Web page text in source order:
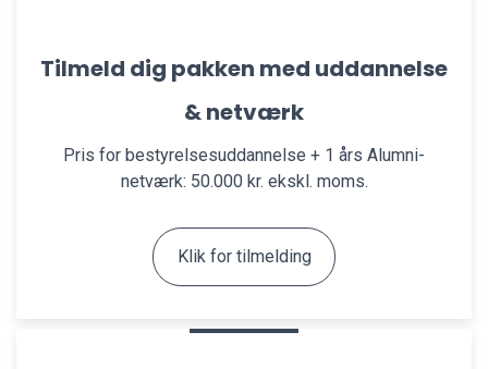
Tilmeld dig pakken med uddannelse
& netværk
Pris for bestyrelsesuddannelse + 1 års Alumni-
netværk: 50.000 kr. ekskl. moms.
Klik for tilmelding